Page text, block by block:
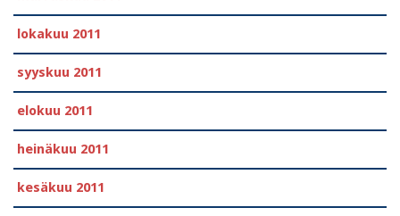
lokakuu 2011
syyskuu 2011
elokuu 2011
heinäkuu 2011
kesäkuu 2011